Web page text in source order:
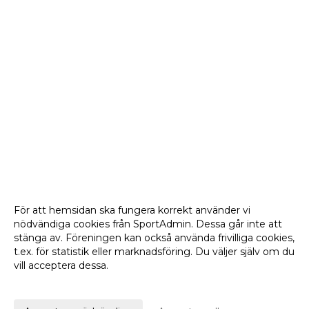
För att hemsidan ska fungera korrekt använder vi
nödvändiga cookies från SportAdmin. Dessa går inte att
stänga av. Föreningen kan också använda frivilliga cookies,
t.ex. för statistik eller marknadsföring. Du väljer själv om du
vill acceptera dessa.